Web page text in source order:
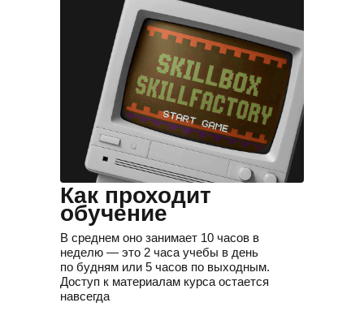
Как проходит
обучение
В среднем оно занимает 10 часов в
неделю — это 2 часа учебы в день
по будням или 5 часов по выходным.
Доступ к материалам курса остается
навсегда